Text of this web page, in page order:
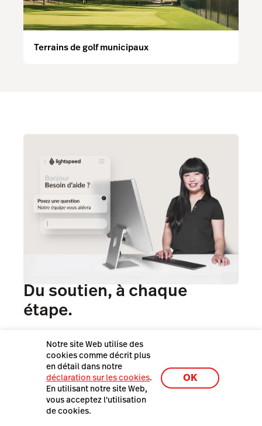
Terrains de golf municipaux
Du soutien, à chaque
étape.
Intégration, formation du personnel, adaptation à
votre croissance: nos experts du domaine vous
aident à chaque étape.
Chargés de comptes et spécialistes produits de
Notre site Web utilise des
cookies comme décrit plus
en détail dans notre
déclaration sur les cookies.
En utilisant notre site Web,
vous acceptez l'utilisation
de cookies.
OK